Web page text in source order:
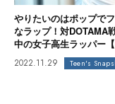
やりたいのはポップで
なラップ！対DOTAMA
中の女子高生ラッパー【
2022.11.29 Teen's